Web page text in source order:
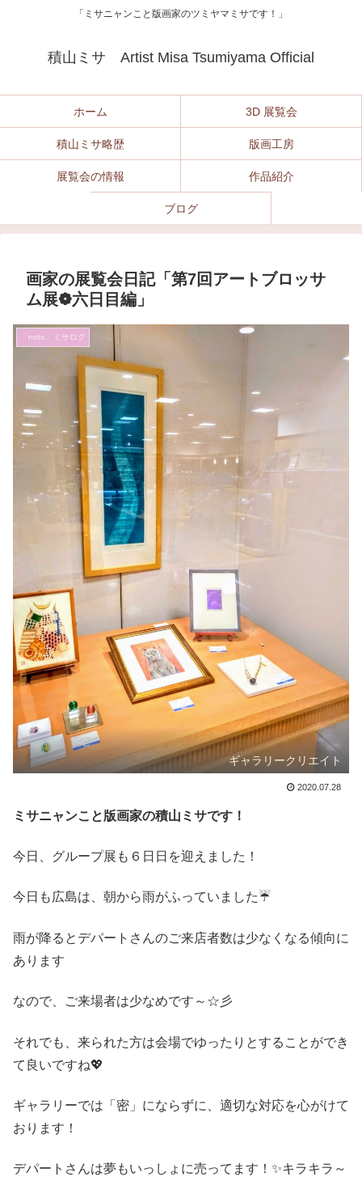
「ミサニャンこと版画家のツミヤマミサです！」
積山ミサ Artist Misa Tsumiyama Official
ホーム 3D 展覧会
積山ミサ略歴 版画工房
展覧会の情報 作品紹介
ブログ
画家の展覧会日記「第7回アートブロッサ
ム展❁六日目編」
「noto」ミサログ
ギャラリークリエイト
2020.07.28
ミサニャンこと版画家の積山ミサです！
今日、グループ展も６日日を迎えました！
今日も広島は、朝から雨がふっていました☔
雨が降るとデパートさんのご来店者数は少なくなる傾向に
あります
なので、ご来場者は少なめです～☆彡
それでも、来られた方は会場でゆったりとすることができ
て良いですね💖
ギャラリーでは「密」にならずに、適切な対応を心がけて
おります！
デパートさんは夢もいっしょに売ってます！✨キラキラ～